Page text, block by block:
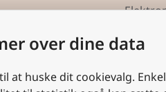
CVR:
over dine data
at huske dit cookievalg.